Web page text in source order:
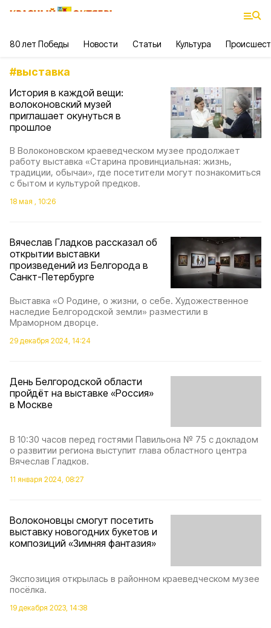
80 лет Победы Новости Статьи Культура
#выставка
История в каждой вещи:
волоконовский музей
приглашает окунуться в
прошлое
В Волоконовском краеведческом музее продолжает
работу выставка «Старина провинциальная: жизнь,
традиции, обычаи», где посетители могут познакомиться
с бытом и культурой предков.
18 мая , 10:26
Вячеслав Гладков рассказал об
открытии выставки
произведений из Белгорода в
Санкт-Петербурге
Выставка «О Родине, о жизни, о себе. Художественное
наследие Белгородской земли» разместили в
Мраморном дворце.
29 декабря 2024, 14:24
День Белгородской области
пройдёт на выставке «Россия»
в Москве
В 10:30 часов перед гостями Павильона № 75 с докладом
о развитии региона выступит глава областного центра
Вячеслав Гладков.
11 января 2024, 08:27
Волоконовцы смогут посетить
выставку новогодних букетов и
композиций «Зимняя фантазия»
Экспозиция открылась в районном краеведческом музее
посёлка.
19 декабря 2023, 14:38